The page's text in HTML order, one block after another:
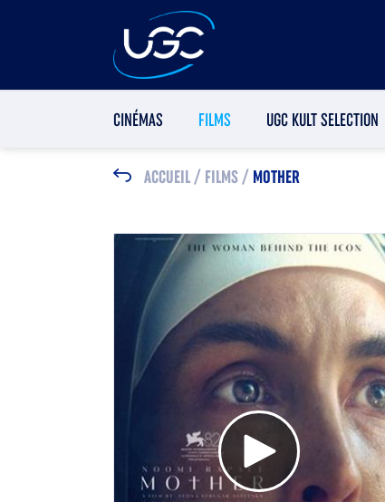
CINÉMAS FILMS UGC KULT SELECTION
ACCUEIL/ FILMS/ MOTHER
Voir la bande annonce